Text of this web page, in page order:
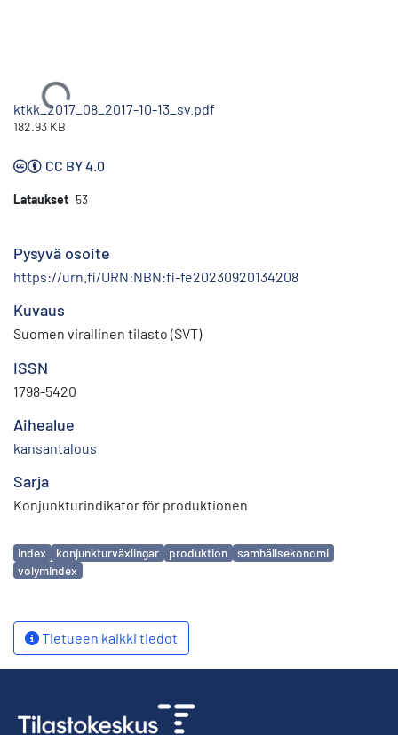
Ladataan...
ktkk_2017_08_2017-10-13_sv.pdf
182.93 KB
CC BY 4.0
Lataukset 53
Pysyvä osoite
https://urn.fi/URN:NBN:fi-fe20230920134208
Kuvaus
Suomen virallinen tilasto (SVT)
ISSN
1798-5420
Aihealue
kansantalous
Sarja
Konjunkturindikator för produktionen
Avainsanat
index konjunkturväxlingar produktion
samhällsekonomi
volymindex
Tietueen kaikki tiedot